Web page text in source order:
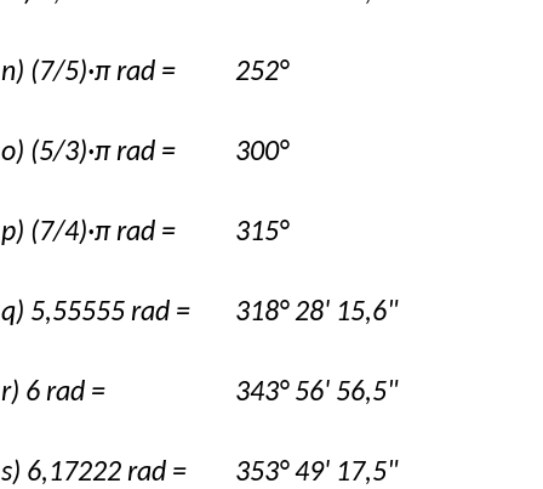
n) (7/5)·π rad =
o) (5/3)·π rad =
p) (7/4)·π rad =
q) 5,55555 rad =
r) 6 rad =
s) 6,17222 rad =
252°
300°
315°
318° 28' 15,6"
343° 56' 56,5"
353° 49' 17,5"